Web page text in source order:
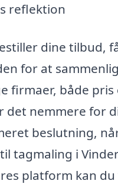
reflektion
dine tilbud,
for at
firmaer, både pris
det nemmere for
beslutning,
tagmaling i
platform kan